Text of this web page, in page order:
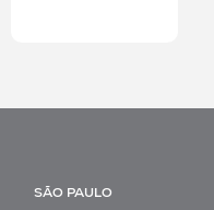
SÃO PAULO